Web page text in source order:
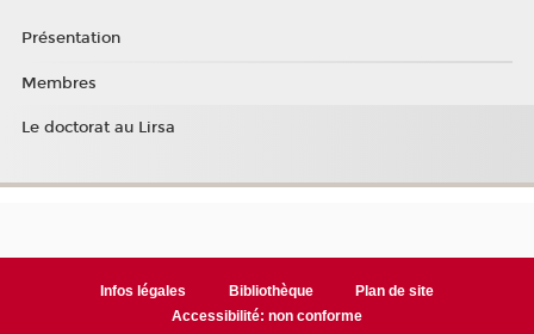
Présentation
Membres
Le doctorat au Lirsa
Infos légales Bibliothèque
Plan de site
Accessibilité: non conforme